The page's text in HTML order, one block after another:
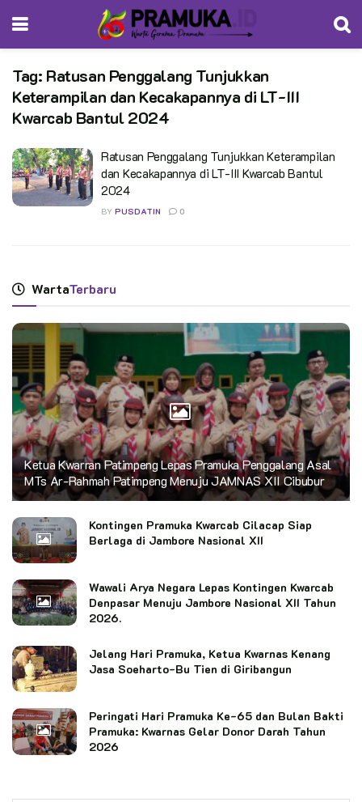
Tag: Ratusan Penggalang Tunjukkan
Keterampilan dan Kecakapannya di LT-III
Kwarcab Bantul 2024
Ratusan Penggalang Tunjukkan Keterampilan
dan Kecakapannya di LT-III Kwarcab Bantul
2024
BY PUSDATIN 0
WartaTerbaru
Ketua Kwarran Patimpeng Lepas Pramuka Penggalang Asal
MTs Ar-Rahmah Patimpeng Menuju JAMNAS XII Cibubur
Kontingen Pramuka Kwarcab Cilacap Siap
Berlaga di Jambore Nasional XII
Wawali Arya Negara Lepas Kontingen Kwarcab
Denpasar Menuju Jambore Nasional XII Tahun
2026.
Jelang Hari Pramuka, Ketua Kwarnas Kenang
Jasa Soeharto-Bu Tien di Giribangun
Peringati Hari Pramuka Ke-65 dan Bulan Bakti
Pramuka: Kwarnas Gelar Donor Darah Tahun
2026